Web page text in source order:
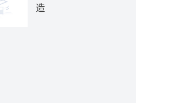
造